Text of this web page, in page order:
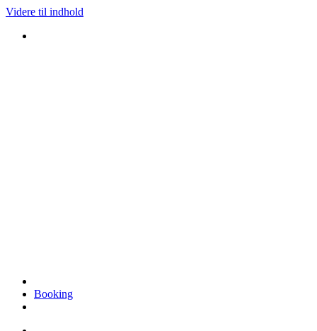
Videre til indhold
Booking